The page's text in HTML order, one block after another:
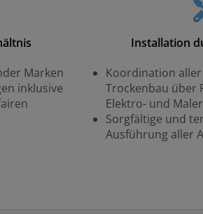
Marken
inklusive
Installation
Koordination aller
Trockenbau über
Elektro- und
Sorgfältige und
Ausführung aller